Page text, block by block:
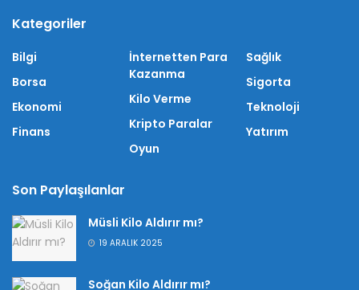
Kategoriler
Bilgi
Borsa
Ekonomi
Finans
İnternetten Para
Kazanma
Kilo Verme
Kripto Paralar
Oyun
Sağlık
Sigorta
Teknoloji
Yatırım
Son Paylaşılanlar
Müsli Kilo Aldırır mı?
19 ARALIK 2025
Soğan Kilo Aldırır mı?